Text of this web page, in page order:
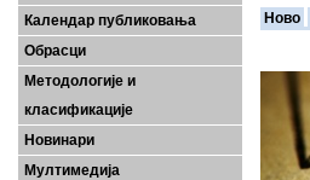
Календар публиковања
Обрасци
Методологије и
класификације
Новинари
Мултимедија
Ново